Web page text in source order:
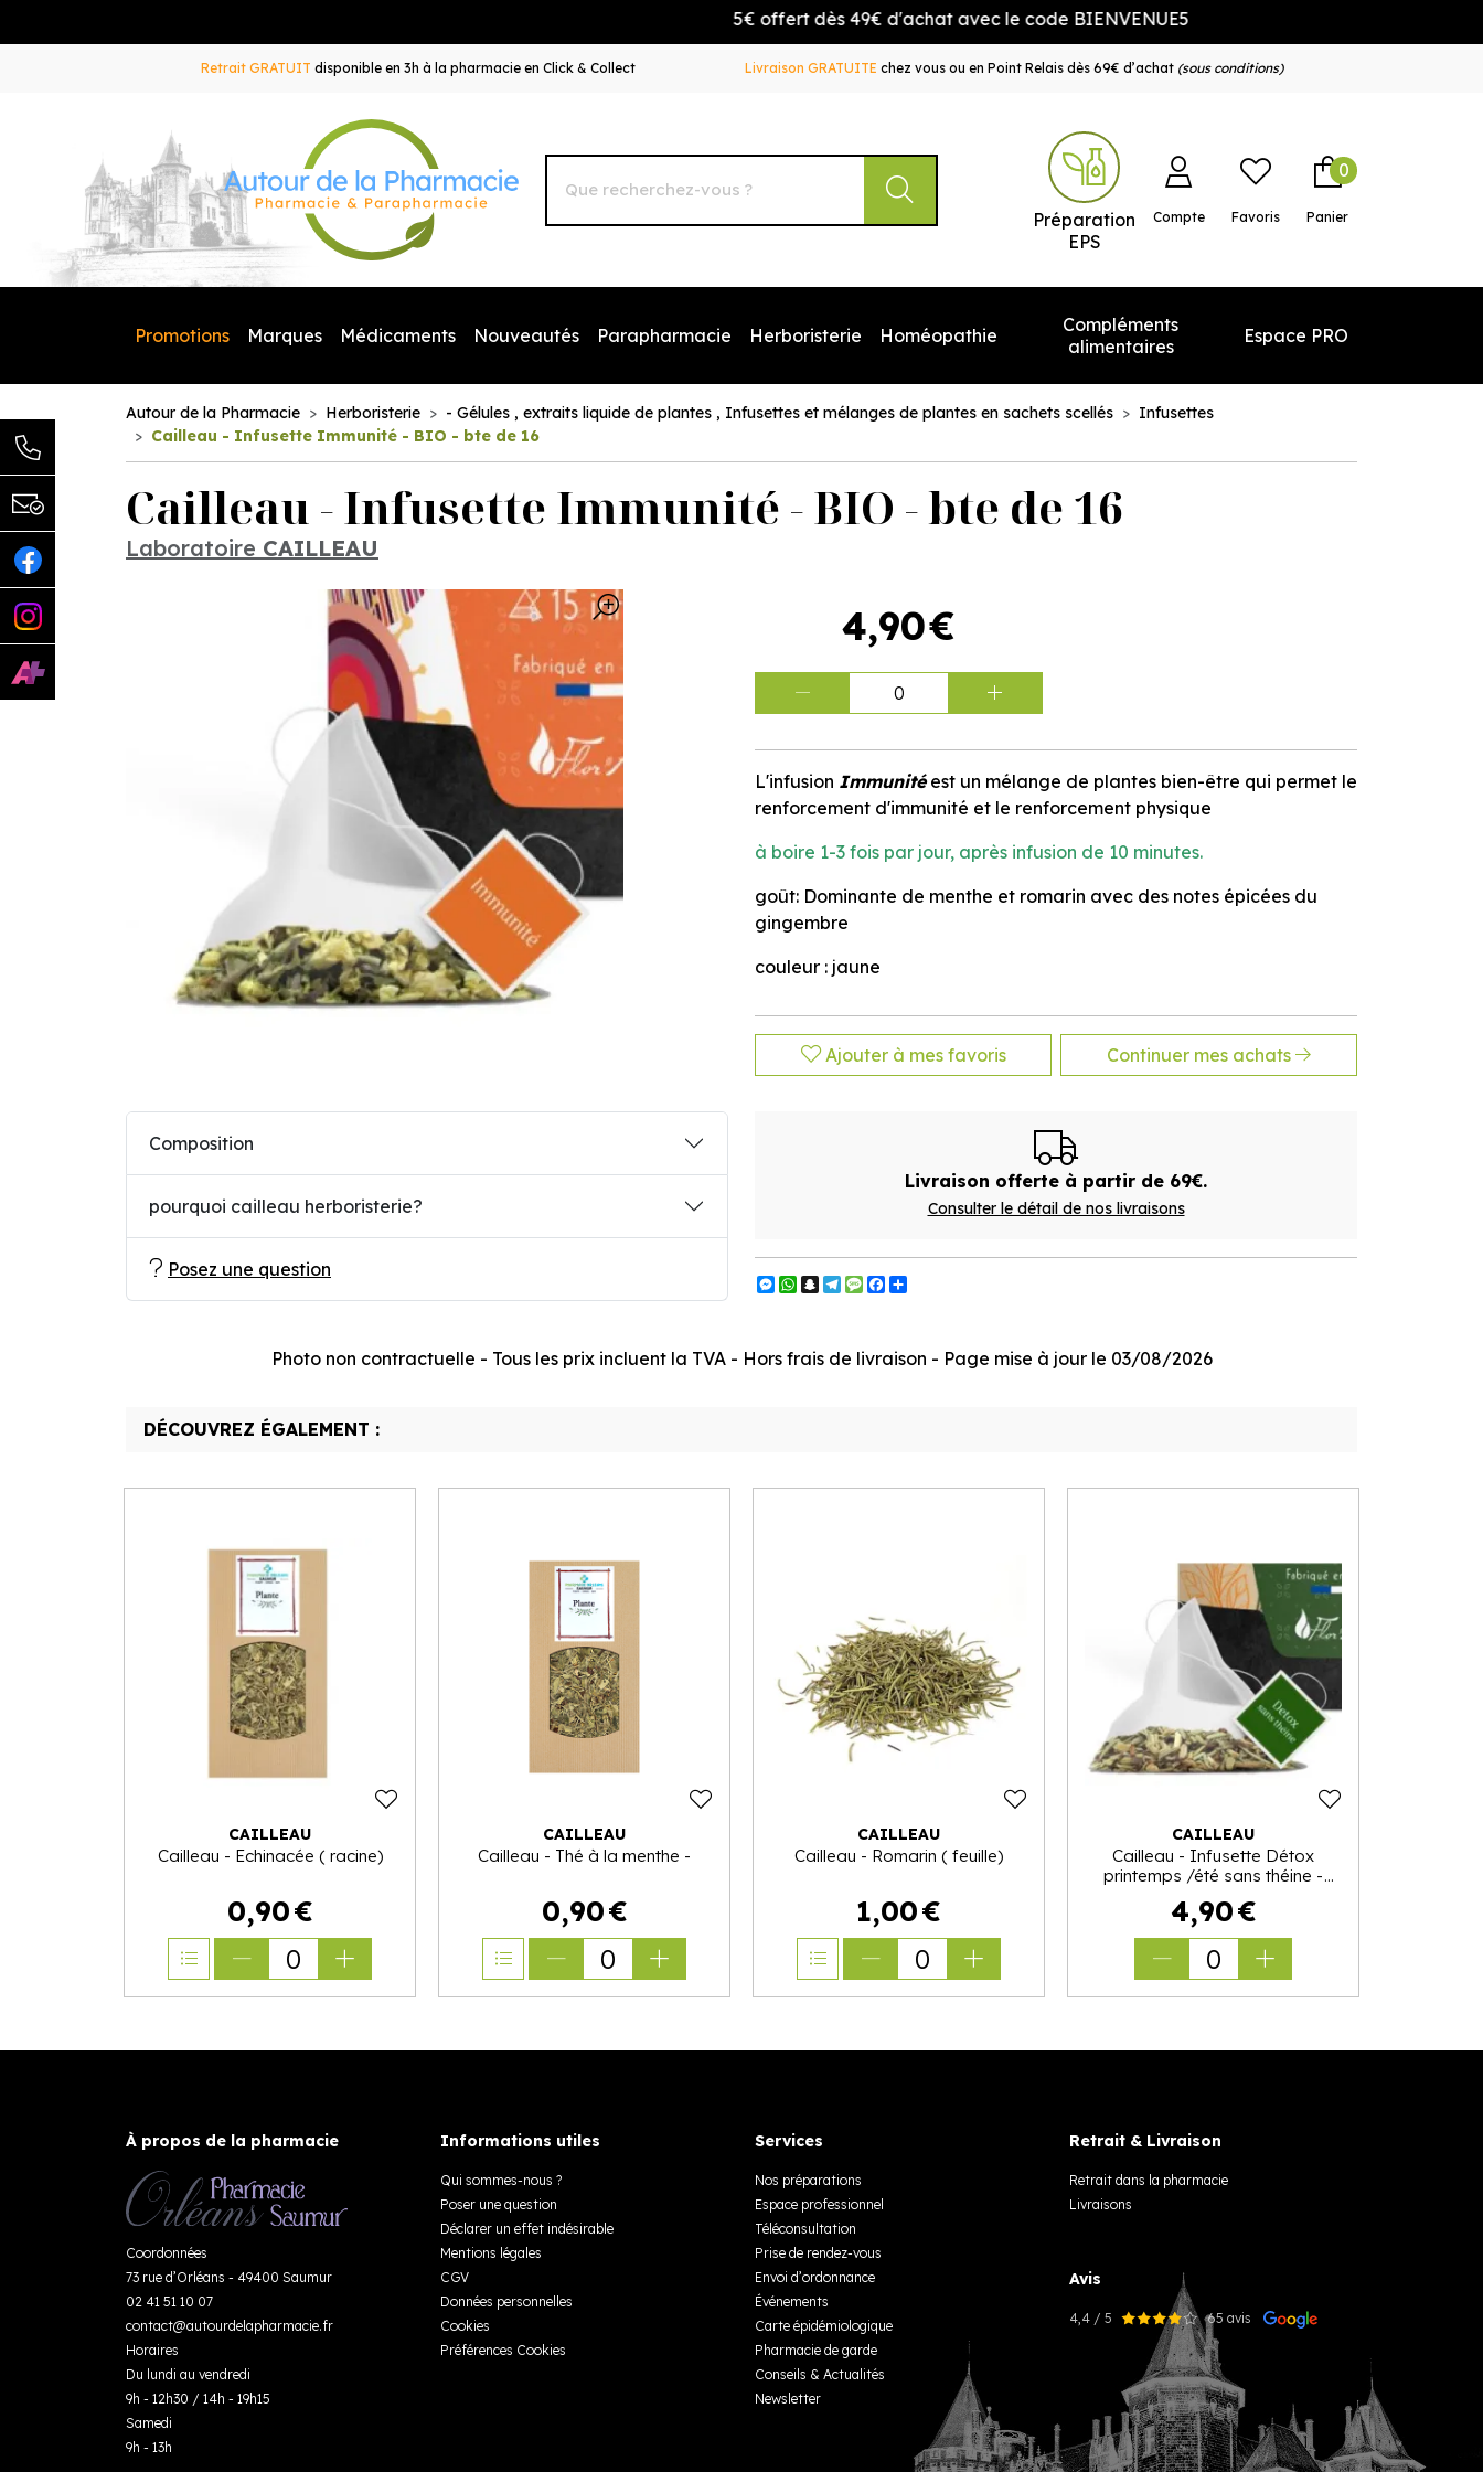
5€ offert dès 49€ d'achat avec le code BIENVENUE5
Retrait GRATUIT disponible en 3h à la pharmacie en Click & Collect Livraison GRATUITE chez vous ou en Point Relais dès 69€ d’achat (sous conditions)
Autour de la Pharmacie Votre pharmacie en ligne à votre service
Préparation
EPS
Compte Favoris Panier
0
Promotions Marques Médicaments Nouveautés Parapharmacie Herboristerie Homéopathie
Compléments
alimentaires
Espace PRO
Autour de la Pharmacie Herboristerie - Gélules , extraits liquide de plantes , Infusettes et mélanges de plantes en sachets scellés
Infusettes
Cailleau - Infusette Immunité - BIO - bte de 16
Cailleau - Infusette Immunité - BIO - bte de 16
Laboratoire CAILLEAU
4,90€
0
L'infusion Immunitéest un mélange de plantes bien-être qui permet le
renforcement d'immunité et le renforcement physique
à boire 1-3 fois par jour, après infusion de 10 minutes.
goût: Dominante de menthe et romarin avec des notes épicées du
gingembre
couleur : jaune
Ajouter à mes favoris Continuer mes achats
Composition
pourquoi cailleau herboristerie?
Posez une question
Livraison offerte à partir de 69€.
Consulter le détail de nos livraisons
Messenger
WhatsApp
Snapchat
Telegram
Message
Facebook
Photo non contractuelle - Tous les prix incluent la TVA - Hors frais de livraison - Page mise à jour le 03/08/2026
DÉCOUVREZ ÉGALEMENT :
CAILLEAU
Cailleau - Echinacée ( racine)
0,90€
0
CAILLEAU
Cailleau - Thé à la menthe -
0,90€
0
CAILLEAU
Cailleau - Romarin ( feuille)
1,00€
0
CAILLEAU
Cailleau - Infusette Détox
printemps /été sans théine -
4,90€
0
À propos de la pharmacie
Coordonnées
73 rue d’Orléans - 49400 Saumur
02 41 51 10 07
contact@autourdelapharmacie.fr
Horaires
Du lundi au vendredi
9h - 12h30 / 14h - 19h15
Samedi
9h - 13h
Informations utiles
Qui sommes-nous ?
Poser une question
Déclarer un effet indésirable
Mentions légales
CGV
Données personnelles
Cookies
Préférences Cookies
Services
Nos préparations
Espace professionnel
Téléconsultation
Prise de rendez-vous
Envoi d’ordonnance
Événements
Carte épidémiologique
Pharmacie de garde
Conseils & Actualités
Newsletter
Retrait & Livraison
Retrait dans la pharmacie
Livraisons
Avis
4,4 / 5 65 avis